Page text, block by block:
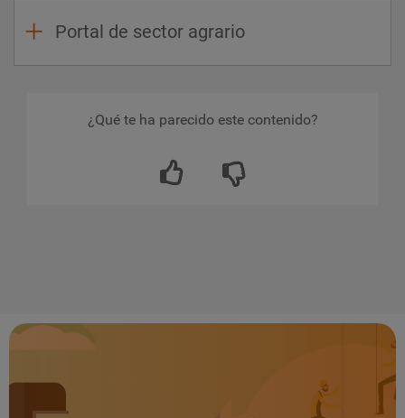
Portal de sector agrario
¿Qué te ha parecido este contenido?